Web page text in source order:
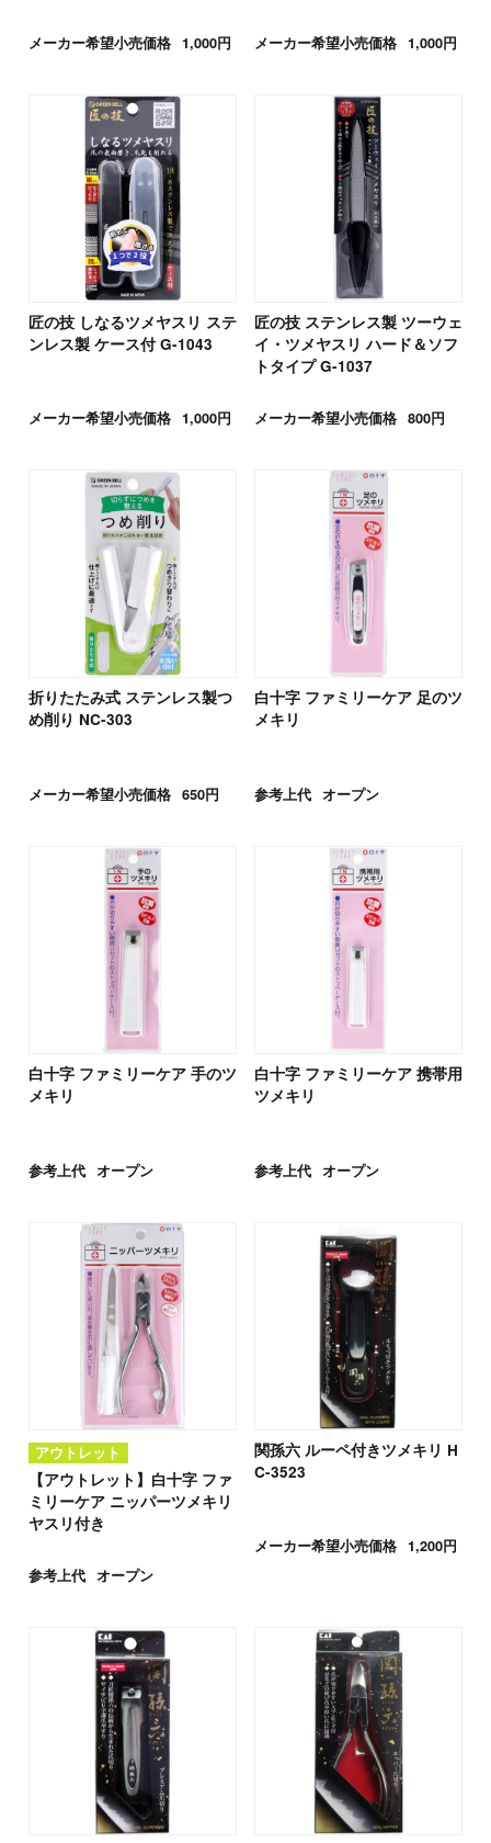
メーカー希望小売価格 1,000円 メーカー希望小売価格 1,000円
匠の技 しなるツメヤスリ ステ
ンレス製 ケース付 G-1043
メーカー希望小売価格 1,000円
匠の技 ステンレス製 ツーウェ
イ・ツメヤスリ ハード＆ソフ
トタイプ G-1037
メーカー希望小売価格 800円
折りたたみ式 ステンレス製つ
め削り NC-303
メーカー希望小売価格 650円
白十字 ファミリーケア 足のツ
メキリ
参考上代 オープン
白十字 ファミリーケア 手のツ
メキリ
参考上代 オープン
白十字 ファミリーケア 携帯用
ツメキリ
参考上代 オープン
アウトレット
【アウトレット】白十字 ファ
ミリーケア ニッパーツメキリ
ヤスリ付き
参考上代 オープン
関孫六 ルーペ付きツメキリ H
C-3523
メーカー希望小売価格 1,200円